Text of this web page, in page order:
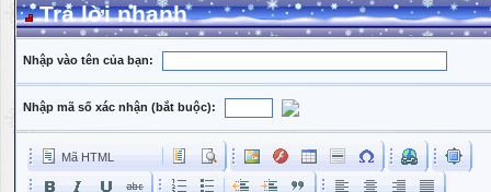
Trả lời nhanh
Nhập vào tên của bạn:
Nhập mã số xác nhận (bắt buộc):
Mã HTML